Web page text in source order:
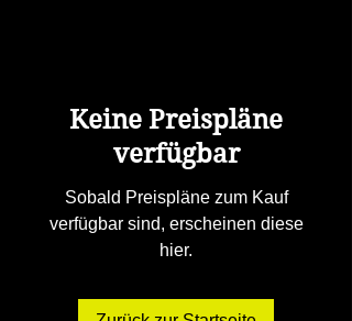
Keine Preispläne
verfügbar
Sobald Preispläne zum Kauf
verfügbar sind, erscheinen diese
hier.